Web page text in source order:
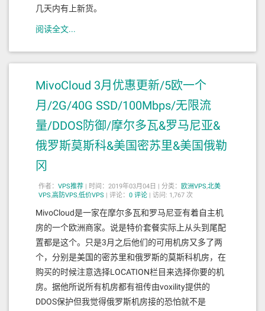
几天内有上新货。
阅读全文...
MivoCloud 3月优惠更新/5欧一个
月/2G/40G SSD/100Mbps/无限流
量/DDOS防御/摩尔多瓦&罗马尼亚&
俄罗斯莫斯科&美国密苏里&美国俄勒
冈
作者： VPS推荐 | 时间：2019年03月04日 | 分类： 欧洲VPS,北美
VPS,高防VPS,低价VPS | 评论： 0 评论 | 访问: 1,767 次
MivoCloud是一家在摩尔多瓦和罗马尼亚有着自主机
房的一个欧洲商家。说是特价套餐实际上从头到尾配
置都是这个。只是3月之后他们的可用机房又多了两
个，分别是美国的密苏里和俄罗斯的莫斯科机房，在
购买的时候注意选择LOCATION栏目来选择你要的机
房。据他所说所有机房都有祖传由voxility提供的
DDOS保护但我觉得俄罗斯机房接的恐怕就不是